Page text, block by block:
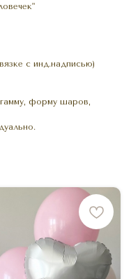
с инд.надписью)
форму шаров,